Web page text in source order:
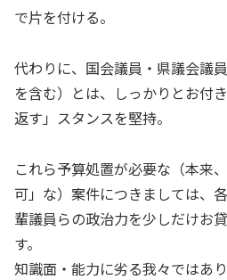
で片を付ける。
代わりに、国会議員・県議会議
を含む）とは、しっかりとお付
返す」スタンスを堅持。
これら予算処置が必要な（本来
可」な）案件につきましては、
輩議員らの政治力を少しだけお
す。
知識面・能力に劣る我々ではあ